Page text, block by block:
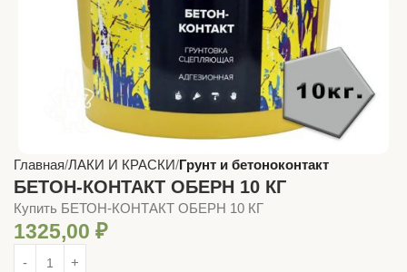
Главная ЛАКИ И КРАСКИ Грунт и бетоноконтакт
БЕТОН-КОНТАКТ ОБЕРН 10 КГ
Купить БЕТОН-КОНТАКТ ОБЕРН 10 КГ
1325,00 ₽